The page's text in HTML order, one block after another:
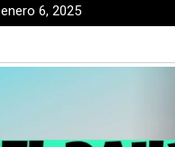
enero 6, 2025